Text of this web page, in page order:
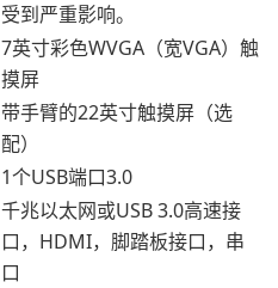
受到严重影响。
7英寸彩色WVGA（宽VGA）触
摸屏
带手臂的22英寸触摸屏（选
配）
1个USB端口3.0
千兆以太网或USB 3.0高速接
口，HDMI，脚踏板接口，串
口